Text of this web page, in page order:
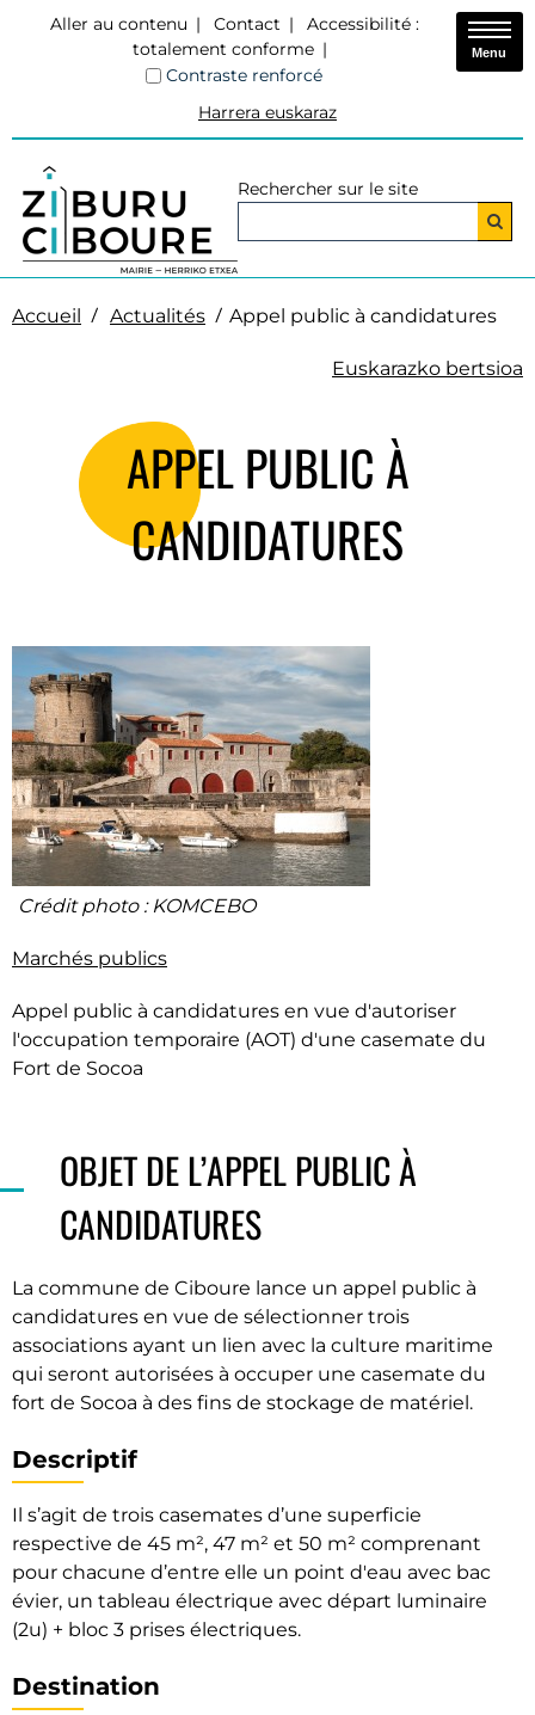
Aller au contenu Contact
Accessibilité :
totalement conforme
Contraste renforcé
Harrera euskaraz
Rechercher sur le site
Menu
Accueil Actualités Appel public à candidatures
Euskarazko bertsioa
APPEL PUBLIC À
CANDIDATURES
Crédit photo : KOMCEBO
Marchés publics
Appel public à candidatures en vue d'autoriser
l'occupation temporaire (AOT) d'une casemate du
Fort de Socoa
OBJET DE L’APPEL PUBLIC À
CANDIDATURES
La commune de Ciboure lance un appel public à
candidatures en vue de sélectionner trois
associations ayant un lien avec la culture maritime
qui seront autorisées à occuper une casemate du
fort de Socoa à des fins de stockage de matériel.
Descriptif
Il s’agit de trois casemates d’une superficie
respective de 45 m², 47 m² et 50 m² comprenant
pour chacune d’entre elle un point d'eau avec bac
évier, un tableau électrique avec départ luminaire
(2u) + bloc 3 prises électriques.
Destination